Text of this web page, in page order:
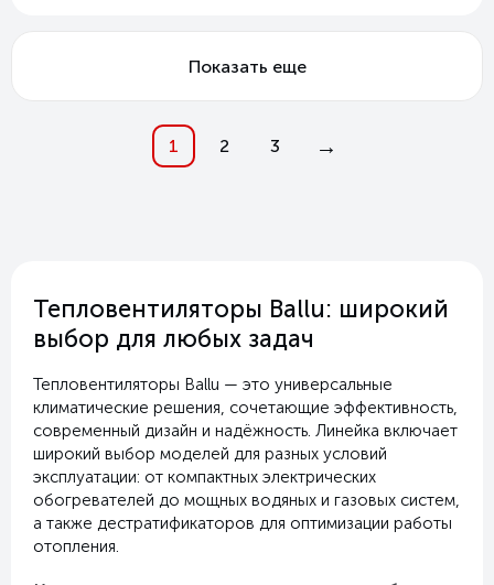
Показать еще
1 2 3 →
Тепловентиляторы Ballu: широкий
выбор для любых задач
Тепловентиляторы Ballu — это универсальные
климатические решения, сочетающие эффективность,
современный дизайн и надёжность. Линейка включает
широкий выбор моделей для разных условий
эксплуатации: от компактных электрических
обогревателей до мощных водяных и газовых систем,
а также дестратификаторов для оптимизации работы
отопления.